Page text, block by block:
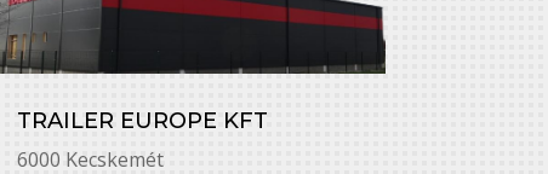
TRAILER EUROPE KFT
6000 Kecskemét